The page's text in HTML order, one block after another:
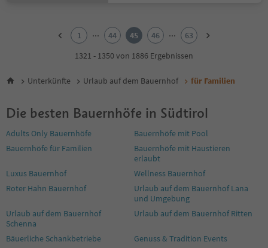
6
9
11
12
14
15
17
18
19
20
1 ... 44 45 46 ...
63
1321 - 1350 von 1886 Ergebnissen
Unterkünfte Urlaub auf dem Bauernhof für Familien
Die besten Bauernhöfe in Südtirol
Adults Only Bauernhöfe
Bauernhöfe mit Pool
Bauernhöfe für Familien
Bauernhöfe mit Haustieren
erlaubt
Luxus Bauernhof
Wellness Bauernhof
Roter Hahn Bauernhof
Urlaub auf dem Bauernhof Lana
und Umgebung
Urlaub auf dem Bauernhof
Schenna
Urlaub auf dem Bauernhof Ritten
Bäuerliche Schankbetriebe
Genuss & Tradition Events